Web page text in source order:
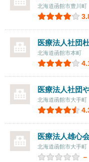
北海道函館市豊川町
医療法人社団
北海道函館市本町
医療法人社団
北海道函館市大手町
医療法人雄心
北海道函館市大手町
－